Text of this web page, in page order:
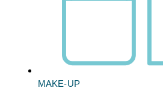
MAKE-UP